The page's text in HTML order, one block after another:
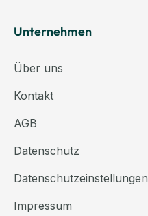
Unternehmen
Über uns
Kontakt
AGB
Datenschutz
Datenschutzeinstellungen
Impressum